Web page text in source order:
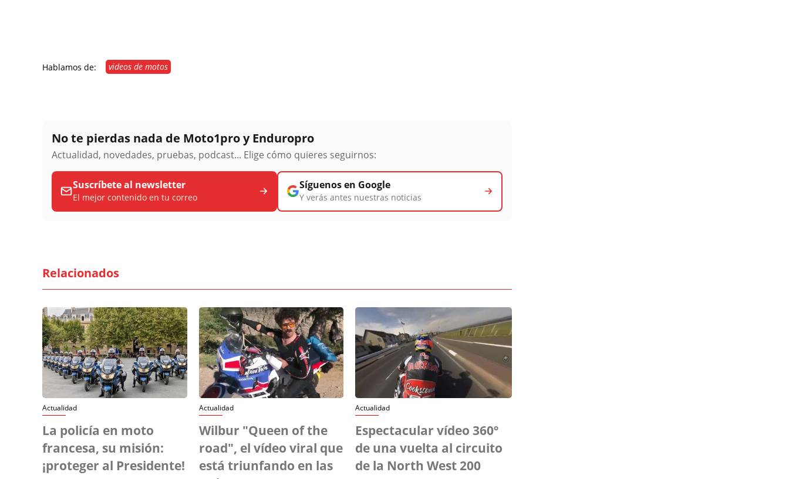
Hablamos de: videos de motos
No te pierdas nada de Moto1pro y Enduropro
Actualidad, novedades, pruebas, podcast... Elige cómo quieres seguirnos:
Suscríbete al newsletter
El mejor contenido en tu correo
Síguenos en Google
Y verás antes nuestras noticias
Relacionados
Actualidad
La policía en moto
francesa, su misión:
¡proteger al Presidente!
Actualidad
Wilbur "Queen of the
road", el vídeo viral que
está triunfando en las
Actualidad
Espectacular vídeo 360º
de una vuelta al circuito
de la North West 200